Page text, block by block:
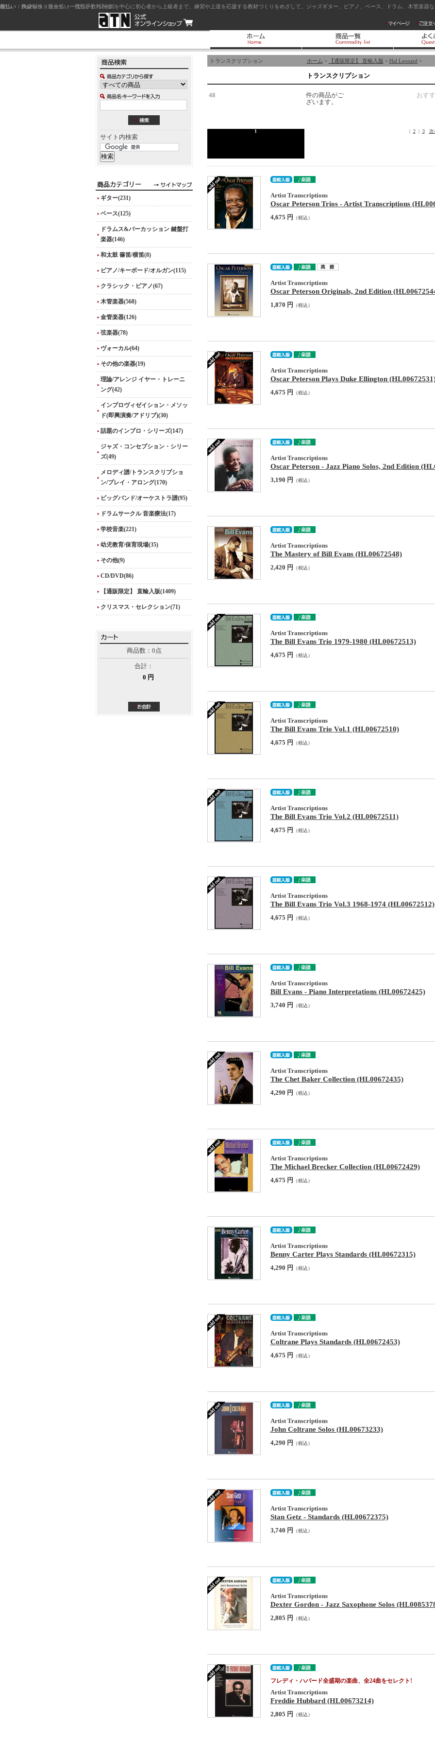
ジャズを中心に初心者から上級者まで、練習や上達を応援する教材づくりをめざして。ジャズギター、ピアノ、ベース、ドラム、木管楽器
サイト内検索
ギター(231)
ベース(125)
ドラムス&パーカッション 鍵盤打
楽器(146)
和太鼓 篠笛/横笛(8)
ピアノ/キーボード/オルガン(115)
クラシック・ピアノ(67)
木管楽器(568)
金管楽器(126)
弦楽器(78)
ヴォーカル(64)
その他の楽器(19)
理論/アレンジ イヤー・トレーニ
ング(42)
インプロヴィゼイション・メソッ
ド(即興演奏/アドリブ)(30)
話題のインプロ・シリーズ(147)
ジャズ・コンセプション・シリー
ズ(49)
メロディ譜/トランスクリプショ
ン/プレイ・アロング(170)
ビッグバンド/オーケストラ譜(95)
ドラムサークル 音楽療法(17)
学校音楽(221)
幼児教育/保育現場(35)
その他(9)
CD/DVD(86)
【通販限定】 直輸入版(1409)
クリスマス・セレクション(71)
商品数：0点
合計：
0 円
ホーム > 【通販限定】 直輸入版 > Hal Leonard >
トランスクリプション
トランスクリプション
48
件の商品がご
ざいます。
おす
1 | 2 | 3 次
Artist Transcriptions
Oscar Peterson Trios - Artist Transcriptions
4,675 円 （税込）
Artist Transcriptions
Oscar Peterson Originals, 2nd Edition
1,870 円 （税込）
Artist Transcriptions
Oscar Peterson Plays Duke Ellington
4,675 円 （税込）
Artist Transcriptions
Oscar Peterson - Jazz Piano Solos, 2nd Edition
3,190 円 （税込）
Artist Transcriptions
The Mastery of Bill Evans (HL00672548)
2,420 円 （税込）
Artist Transcriptions
The Bill Evans Trio 1979-1980 (HL00672513)
4,675 円 （税込）
Artist Transcriptions
The Bill Evans Trio Vol.1 (HL00672510)
4,675 円 （税込）
Artist Transcriptions
The Bill Evans Trio Vol.2 (HL00672511)
4,675 円 （税込）
Artist Transcriptions
The Bill Evans Trio Vol.3 1968-1974 (HL00672512)
4,675 円 （税込）
Artist Transcriptions
Bill Evans - Piano Interpretations (HL00672425)
3,740 円 （税込）
Artist Transcriptions
The Chet Baker Collection (HL00672435)
4,290 円 （税込）
Artist Transcriptions
The Michael Brecker Collection (HL00672429)
4,675 円 （税込）
Artist Transcriptions
Benny Carter Plays Standards (HL00672315)
4,290 円 （税込）
Artist Transcriptions
Coltrane Plays Standards (HL00672453)
4,675 円 （税込）
Artist Transcriptions
John Coltrane Solos (HL00673233)
4,290 円 （税込）
Artist Transcriptions
Stan Getz - Standards (HL00672375)
3,740 円 （税込）
Artist Transcriptions
Dexter Gordon - Jazz Saxophone Solos
2,805 円 （税込）
フレディ・ハバード全盛期の楽曲、全24曲をセレクト!
Artist Transcriptions
Freddie Hubbard (HL00673214)
2,805 円 （税込）
前払い：クレジットカード（一括払い）
後払い：代金引換（現金払い・代引手数料別途）
前払い：PayPay